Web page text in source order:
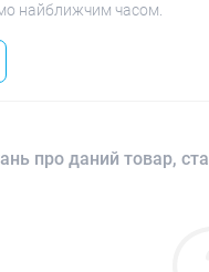
найближчим часом.
про даний товар,